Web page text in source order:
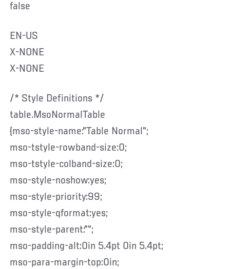
false
EN-US
X-NONE
X-NONE
/* Style Definitions */
table.MsoNormalTable
{mso-style-name:"Table Normal";
mso-tstyle-rowband-size:0;
mso-tstyle-colband-size:0;
mso-style-noshow:yes;
mso-style-priority:99;
mso-style-qformat:yes;
mso-style-parent:"";
mso-padding-alt:0in 5.4pt 0in 5.4pt;
mso-para-margin-top:0in;